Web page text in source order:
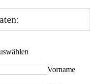
Vorname